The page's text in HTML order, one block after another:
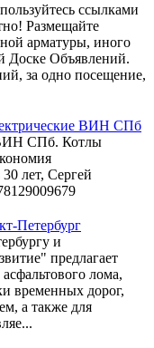
ссылками
Размещайте
арматуры, иного
Доске Объявлений.
за одно посещение,
ВИН СПб
СПб. Котлы
лет, Сергей
Петербург
и
предлагает
лома,
временных дорог,
а также для